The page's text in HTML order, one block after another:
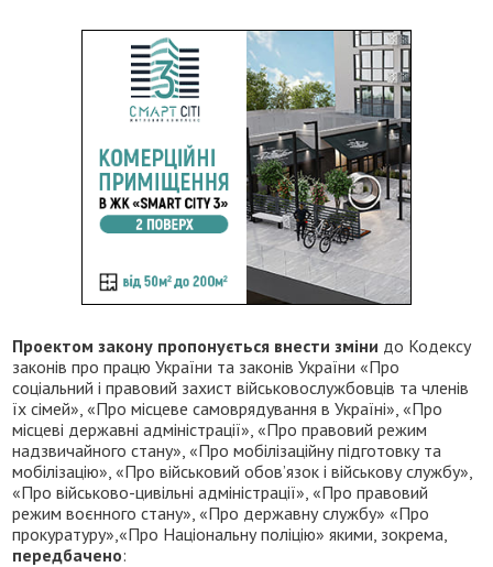
Проектом закону пропонується внести зміни до Кодексу
законів про працю України та законів України «Про
соціальний і правовий захист військовослужбовців та членів
їх сімей», «Про місцеве самоврядування в Україні», «Про
місцеві державні адміністрації», «Про правовий режим
надзвичайного стану», «Про мобілізаційну підготовку та
мобілізацію», «Про військовий обов’язок і військову службу»,
«Про військово-цивільні адміністрації», «Про правовий
режим воєнного стану», «Про державну службу» «Про
прокуратуру»,«Про Національну поліцію» якими, зокрема,
передбачено: